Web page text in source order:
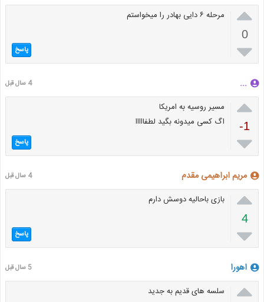

0

مرحله ۶ دایی بهادر را میخواستم
پاسخ
... 4 سال قبل

-1

مسیر روسیه به امریکا
اگ کسی میدونه بگید لطفااااا
پاسخ
مریم ابراهیمی مقدم 4 سال قبل

4

بازی باحالیه دوسش دارم
پاسخ
اهورا 5 سال قبل
 سلسه های قدیم به جدید